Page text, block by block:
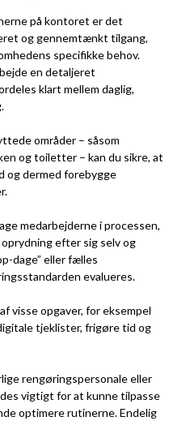
på kontoret er det
og gennemtænkt tilgang,
specifikke behov.
en detaljeret
klart mellem daglig,
områder – såsom
og toiletter – kan du sikre, at
og dermed forebygge
medarbejderne i processen,
efter sig selv og
dage” eller fælles
evalueres.
visse opgaver, for eksempel
tjeklister, frigøre tid og
rengøringspersonale eller
vigtigt for at kunne tilpasse
optimere rutinerne. Endelig